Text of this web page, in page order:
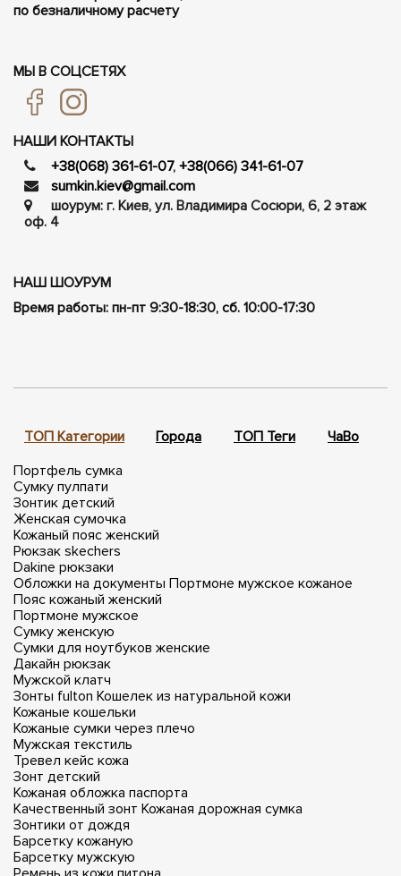
по безналичному расчету
МЫ В СОЦСЕТЯХ
НАШИ КОНТАКТЫ
+38(068) 361-61-07, +38(066) 341-61-07
sumkin.kiev@gmail.com
шоурум: г. Киев, ул. Владимира Сосюри, ​​6, 2 этаж
оф. 4
НАШ ШОУРУМ
Время работы: пн-пт 9:30-18:30, сб. 10:00-17:30
ТОП Категории Города ТОП Теги ЧаВо
Портфель сумка
Сумку пулпати
Зонтик детский
Женская сумочка
Кожаный пояс женский
Рюкзак skechers
Dakine рюкзаки
Обложки на документы Портмоне мужское кожаное
Пояс кожаный женский
Портмоне мужское
Сумку женскую
Сумки для ноутбуков женские
Дакайн рюкзак
Мужской клатч
Зонты fulton Кошелек из натуральной кожи
Кожаные кошельки
Кожаные сумки через плечо
Мужская текстиль
Тревел кейс кожа
Зонт детский
Кожаная обложка паспорта
Качественный зонт Кожаная дорожная сумка
Зонтики от дождя
Барсетку кожаную
Барсетку мужскую